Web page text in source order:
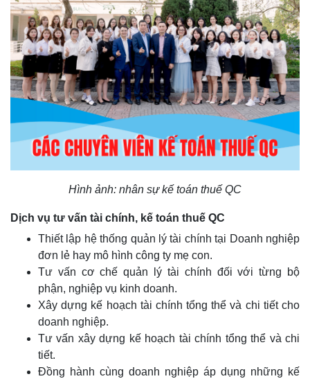
Hình ảnh: nhân sự kế toán thuế QC
Dịch vụ tư vấn tài chính, kế toán thuế QC
Thiết lập hệ thống quản lý tài chính tại Doanh nghiệp
đơn lẻ hay mô hình công ty mẹ con.
Tư vấn cơ chế quản lý tài chính đối với từng bộ
phận, nghiệp vụ kinh doanh.
Xây dựng kế hoạch tài chính tổng thể và chi tiết cho
doanh nghiệp.
Tư vấn xây dựng kế hoạch tài chính tổng thể và chi
tiết.
Đồng hành cùng doanh nghiệp áp dụng những kế